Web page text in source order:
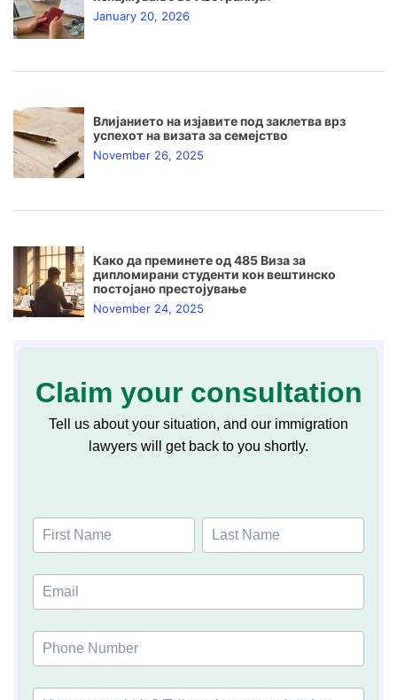
January 20, 2026
Влијанието на изјавите под заклетва врз
успехот на визата за семејство
November 26, 2025
Како да преминете од 485 Виза за
дипломирани студенти кон вештинско
постојано престојување
November 24, 2025